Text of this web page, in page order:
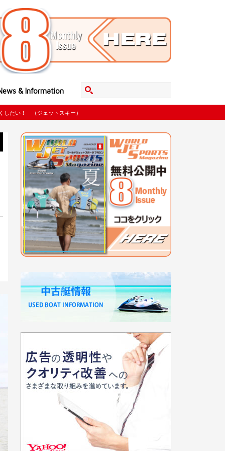
& Information
したい！ （ジェットスキー）